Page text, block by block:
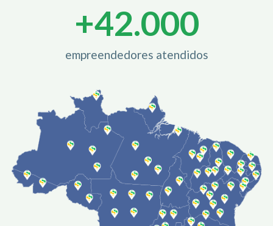
empreendedores atendidos
+42.000